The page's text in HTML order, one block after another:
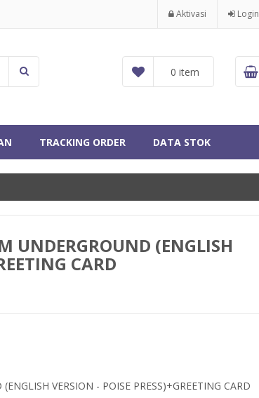
Aktivasi Login
0 item
TRACKING ORDER DATA STOK
UNDERGROUND (ENGLISH
CARD
VERSION - POISE PRESS)+GREETING CARD